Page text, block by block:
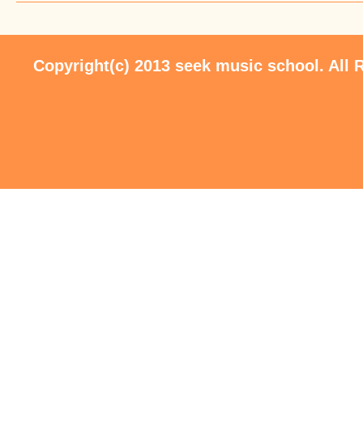
Copyright(c) 2013 seek music school. All